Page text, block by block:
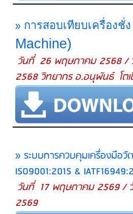
» การสอบเทียบเครื่องชั่ง
Machine)
วันที่ 26 พฤษภาคม 2568 /
2568 วิทยากร อ.อนุพันธ์ โตเ
» ระบบการควบคุมเครื่องมือ
ISO9001:2015 &
วันที่ 17 พฤษภาคม 2569 /
2569